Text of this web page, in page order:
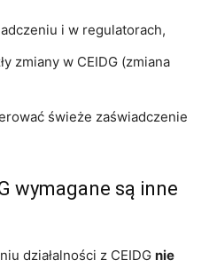
i w regulatorach,
zmiany w CEIDG (zmiana
świeże zaświadczenie
wymagane są inne
działalności z CEIDG nie